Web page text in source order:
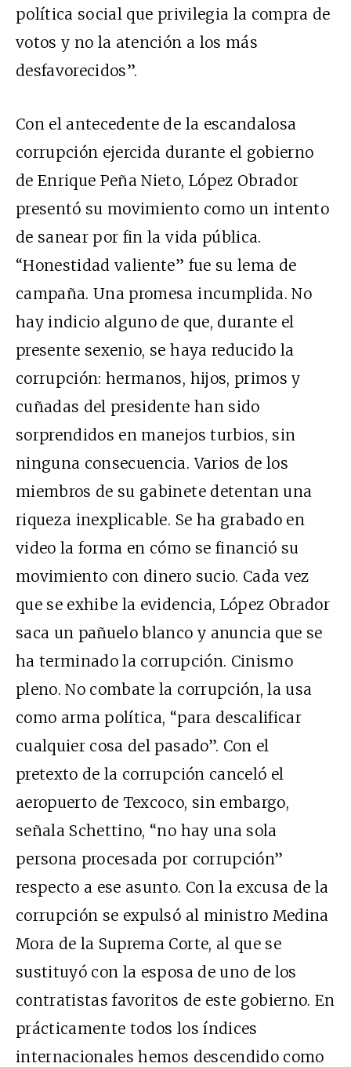
política social que privilegia la compra de
votos y no la atención a los más
desfavorecidos”.
Con el antecedente de la escandalosa
corrupción ejercida durante el gobierno
de Enrique Peña Nieto, López Obrador
presentó su movimiento como un intento
de sanear por fin la vida pública.
“Honestidad valiente” fue su lema de
campaña. Una promesa incumplida. No
hay indicio alguno de que, durante el
presente sexenio, se haya reducido la
corrupción: hermanos, hijos, primos y
cuñadas del presidente han sido
sorprendidos en manejos turbios, sin
ninguna consecuencia. Varios de los
miembros de su gabinete detentan una
riqueza inexplicable. Se ha grabado en
video la forma en cómo se financió su
movimiento con dinero sucio. Cada vez
que se exhibe la evidencia, López Obrador
saca un pañuelo blanco y anuncia que se
ha terminado la corrupción. Cinismo
pleno. No combate la corrupción, la usa
como arma política, “para descalificar
cualquier cosa del pasado”. Con el
pretexto de la corrupción canceló el
aeropuerto de Texcoco, sin embargo,
señala Schettino, “no hay una sola
persona procesada por corrupción”
respecto a ese asunto. Con la excusa de la
corrupción se expulsó al ministro Medina
Mora de la Suprema Corte, al que se
sustituyó con la esposa de uno de los
contratistas favoritos de este gobierno. En
prácticamente todos los índices
internacionales hemos descendido como